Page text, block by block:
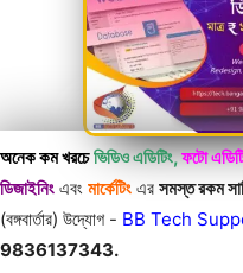
অনেক কম খরচে ভিডিও এডিটিং,ফটো
ডিজাইনিং এবং মার্কেটিং এর সমস্ত রকম
(বঙ্গবার্তার) উদ্যোগ - BB Tech
9836137343.